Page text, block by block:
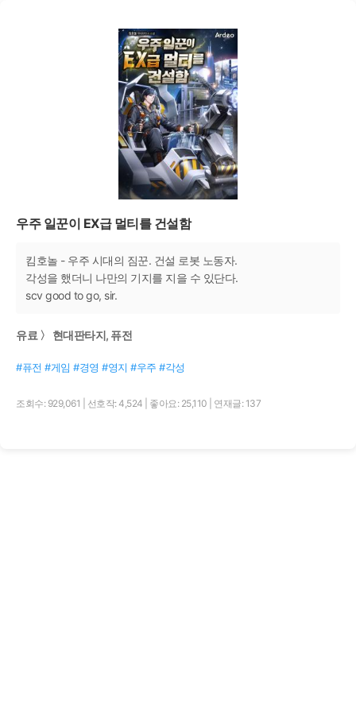
우주 일꾼이 EX급 멀티를 건설함
킴호놀 - 우주 시대의 짐꾼. 건설 로봇 노동자.
각성을 했더니 나만의 기지를 지을 수 있단다.
scv good to go, sir.
유료 〉 현대판타지, 퓨전
#퓨전 #게임 #경영 #영지 #우주 #각성
조회수: 929,061 선호작: 4,524 좋아요: 25,110 연재글: 137